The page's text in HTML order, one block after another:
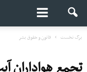
برگ نخست قانون و حقوق بشر